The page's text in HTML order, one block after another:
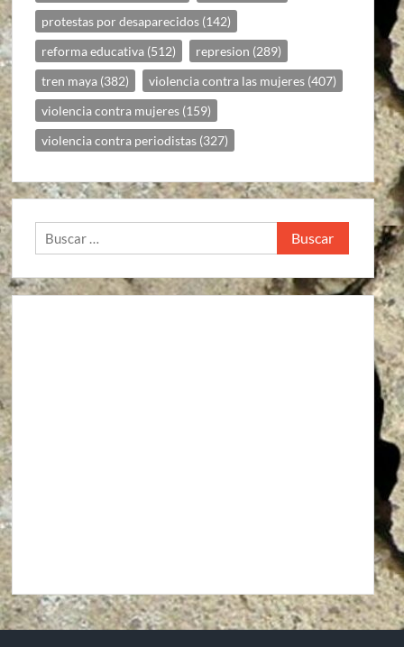
protestas por desaparecidos (142)
reforma educativa (512) represion (289)
tren maya (382) violencia contra las mujeres (407)
violencia contra mujeres (159)
violencia contra periodistas (327)
Buscar: